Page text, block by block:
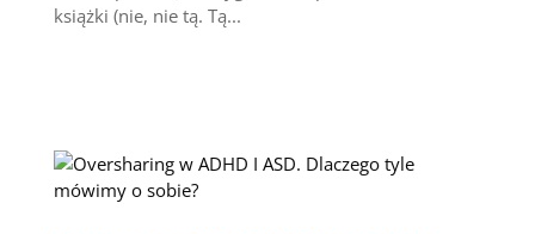
książki (nie, nie tą. Tą...